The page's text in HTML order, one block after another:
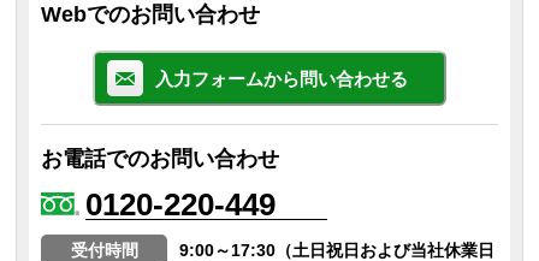
Webでのお問い合わせ
入力フォームから問い合わせる
お電話でのお問い合わせ
0120-220-449
受付時間
9:00～17:30（土日祝日および当社休業日